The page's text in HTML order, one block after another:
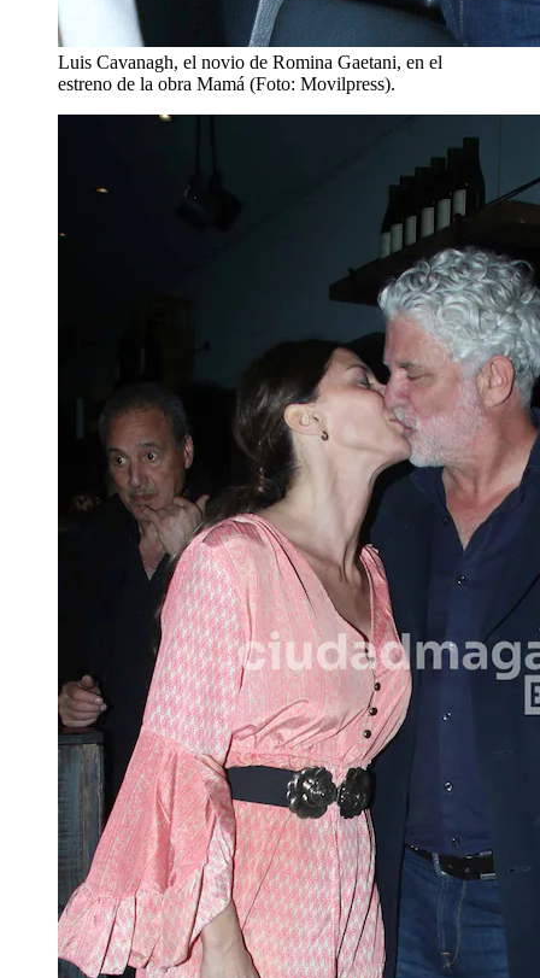
Luis Cavanagh, el novio de Romina Gaetani, en el
estreno de la obra Mamá (Foto: Movilpress).